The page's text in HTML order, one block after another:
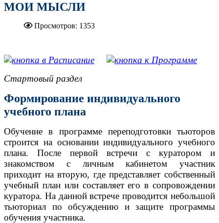
МОИ МЫСЛИ
Просмотров: 1353
Стартовый раздел
Формирование индивидуального
учебного плана
Обучение в программе переподготовки тьюторов
строится на основании индивидуального учебного
плана. После первой встречи с куратором и
знакомством с личным кабинетом участник
приходит на вторую, где представляет собственный
учебный план или составляет его в сопровождении
куратора. На данной встрече проводится небольшой
тьюториал по обсуждению и защите программы
обучения участника.